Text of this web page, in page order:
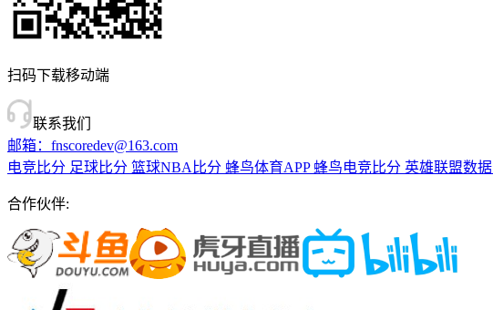
扫码下载移动端
联系我们
邮箱：fnscoredev@163.com
电竞比分 足球比分 篮球NBA比分 蜂鸟体育APP 蜂鸟电竞比分 英雄联盟数据
合作伙伴: